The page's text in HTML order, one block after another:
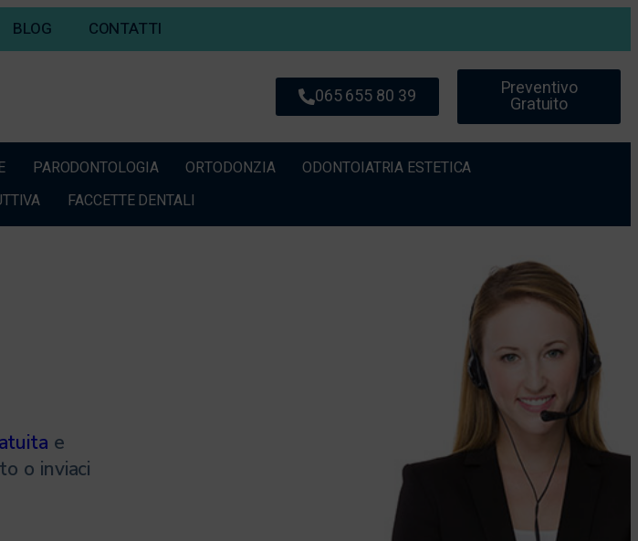
BLOG CONTATTI
065 655 80 39 Preventivo
Gratuito
PARODONTOLOGIA ORTODONZIA
ODONTOIATRIA ESTETICA
FACCETTE DENTALI
e
o inviaci